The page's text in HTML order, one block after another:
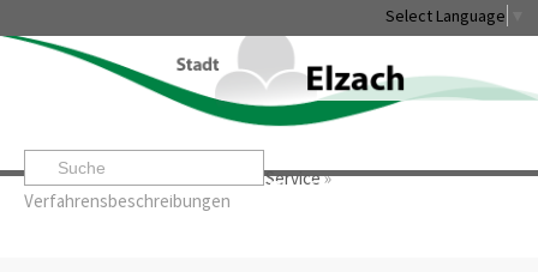
Select Language
Startseite» »Service»
Verfahrensbeschreibungen
Leben & Erleben Rathaus & Service